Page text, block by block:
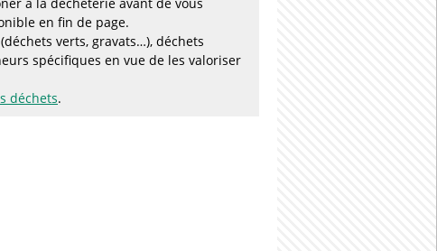
en fin de page.
verts, gravats…), déchets
spécifiques en vue de les valoriser
déchets.